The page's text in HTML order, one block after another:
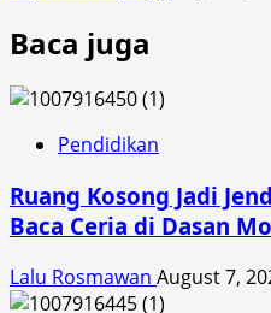
Baca juga
Pendidikan
Ruang Kosong Jadi
Baca Ceria di Dasan
Lalu Rosmawan August 7,